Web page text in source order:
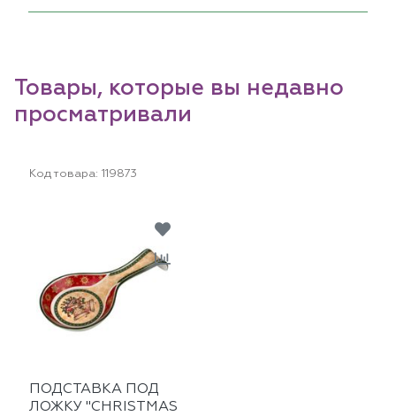
Товары, которые вы недавно
просматривали
Код товара: 119873
ПОДСТАВКА ПОД
ЛОЖКУ "CHRISTMAS